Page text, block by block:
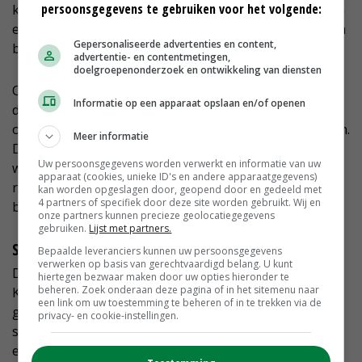
kiezen voor duurzame oplossingen, kunnen telers hun
ecologische voetafdruk verkleinen en tegelijkertijd hun
bedrijf toekomstbestendig maken.
Om zelf verder te verduurzamen heeft Van Boxel
dubbele en beweegbare schermen geïnstalleerd om
onder andere de efficiëntie van de panelen te verhogen.
Deze schermen zorgen voor koudere retourstromen,
wat resulteert in een hoger rendement. 'Elke stap
richting efficiëntie helpt ons om duurzamer te zijn',
benadrukt de teler.
SDE++ versus ISDE
De Stimulering Duurzame Energieproductie en
Klimaattransitie (SDE++) heeft een belangrijk rol
gespeeld in de transitie naar zonne-energie. Deze
subsidie is bedoeld om de productie van duurzame
energie te stimuleren en heeft het voor veel bedrijven
persoonsgegevens te gebruiken voor het volgende:
Gepersonaliseerde advertenties en content,
advertentie- en contentmetingen,
doelgroepenonderzoek en ontwikkeling van diensten
Informatie op een apparaat opslaan en/of openen
Meer informatie
Uw persoonsgegevens worden verwerkt en informatie van uw
apparaat (cookies, unieke ID's en andere apparaatgegevens)
kan worden opgeslagen door, geopend door en gedeeld met
4 partners of specifiek door deze site worden gebruikt. Wij en
onze partners kunnen precieze geolocatiegegevens
gebruiken. Lijst met partners.
Bepaalde leveranciers kunnen uw persoonsgegevens
verwerken op basis van gerechtvaardigd belang. U kunt
hiertegen bezwaar maken door uw opties hieronder te
beheren. Zoek onderaan deze pagina of in het sitemenu naar
een link om uw toestemming te beheren of in te trekken via de
privacy- en cookie-instellingen.